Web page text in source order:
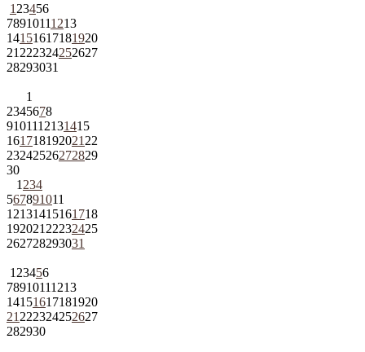
1 23456
78910111213
14151617181920
21 222324252627
28293031
1
2345678
9101112131415
161718192021 22
23242526272829
30
1 234
567891011
12131415161718
192021 22232425
262728293031
1 23456
78910111213
14151617181920
21 222324252627
282930